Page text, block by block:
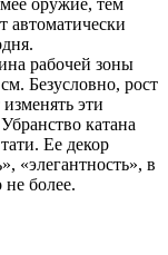
автоматически
рабочей зоны
Безусловно, рост
эти
катана
Ее декор
«элегантность», в
более.